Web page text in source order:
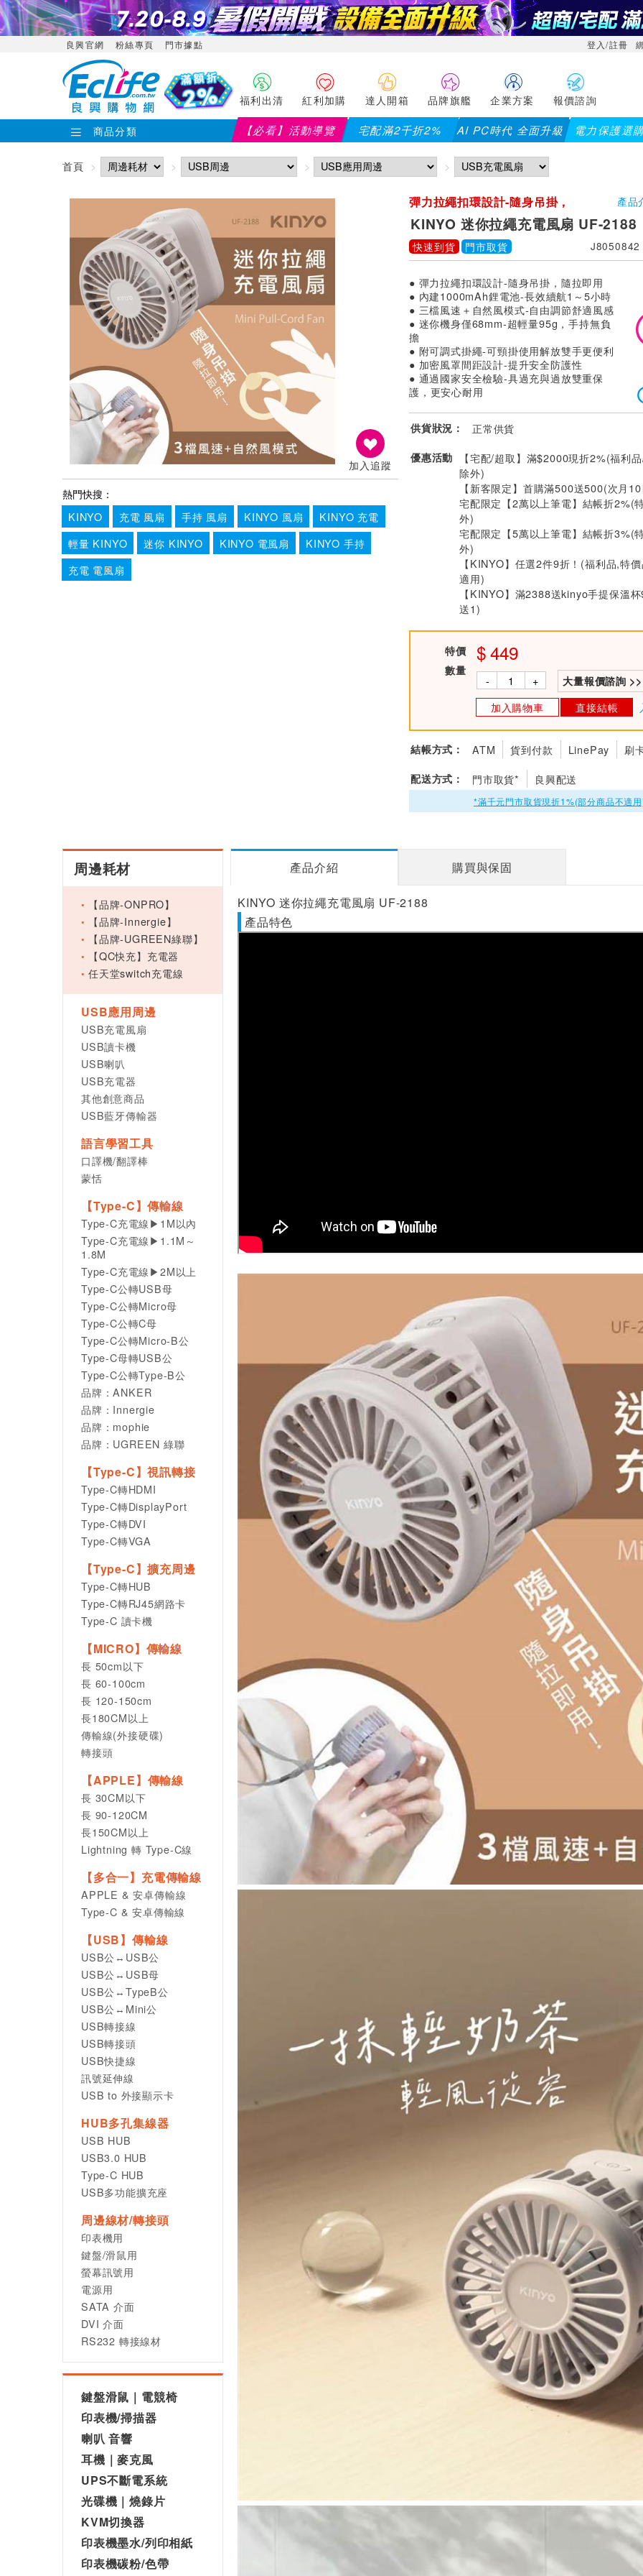
良興官網 粉絲專頁 門市據點 登入/註冊
福利出清 紅利加購 達人開箱 品牌旗艦 企業方案 報價諮詢
商品分類 【必看】活動導覽 宅配滿2千折2% AI PC時代 全面升級 電力保護選
【PX大通】全館滿千折百(部分品項不適用，滿2千折200...) 儀錶指定款單筆滿8000折200 (最高可折
首頁
加入追蹤
熱門快搜：
KINYO
充電 風扇 手持 風扇 KINYO 風扇
KINYO 充電
輕量 KINYO
迷你 KINYO KINYO 電風扇
KINYO 手持
充電 電風扇
彈力拉繩扣環設計-隨身吊掛，
隨拉即用
產品
KINYO 迷你拉繩充電風扇 UF-2188
快速到貨 門市取貨 J8050842
● 彈力拉繩扣環設計-隨身吊掛，隨拉即用
● 內建1000mAh鋰電池-長效續航1～5小時
● 三檔風速＋自然風模式-自由調節舒適風感
● 迷你機身僅68mm-超輕量95g，手持無負
擔
● 附可調式掛繩-可頸掛使用解放雙手更便利
● 加密風罩間距設計-提升安全防護性
● 通過國家安全檢驗-具過充與過放雙重保
護，更安心耐用
供貨狀況： 正常供貨
優惠活動
【宅配/超取】滿$2000現折2%(福利
除外)
【新客限定】首購滿500送500(次月
宅配限定【2萬以上筆電】結帳折2%(
外)
宅配限定【5萬以上筆電】結帳折3%(
外)
【KINYO】任選2件9折！(福利品,特
適用)
【KINYO】滿2388送kinyo手提保溫
送1)
特價 449
數量
- + 大量報價諮詢 >>
加入購物車 直接結帳
結帳方式： ATM 貨到付款 LinePay 刷
配送方式： 門市取貨* 良興配送
*滿千元門市取貨現折1%(部分商品不適
周邊耗材
【品牌-ONPRO】
【品牌-Innergie】
【品牌-UGREEN綠聯】
【QC快充】充電器
任天堂switch充電線
USB應用周邊
USB充電風扇
USB讀卡機
USB喇叭
USB充電器
其他創意商品
USB藍牙傳輸器
語言學習工具
口譯機/翻譯棒
蒙恬
【Type-C】傳輸線
Type-C充電線▶1M以內
Type-C充電線▶1.1M～
1.8M
Type-C充電線▶2M以上
Type-C公轉USB母
Type-C公轉Micro母
Type-C公轉C母
Type-C公轉Micro-B公
Type-C母轉USB公
Type-C公轉Type-B公
品牌：ANKER
品牌：Innergie
品牌：mophie
品牌：UGREEN 綠聯
【Type-C】視訊轉接
Type-C轉HDMI
Type-C轉DisplayPort
Type-C轉DVI
Type-C轉VGA
【Type-C】擴充周邊
Type-C轉HUB
Type-C轉RJ45網路卡
Type-C 讀卡機
【MICRO】傳輸線
長 50cm以下
長 60-100cm
長 120-150cm
長180CM以上
傳輸線(外接硬碟)
轉接頭
【APPLE】傳輸線
長 30CM以下
長 90-120CM
長150CM以上
Lightning 轉 Type-C線
【多合一】充電傳輸線
APPLE & 安卓傳輸線
Type-C & 安卓傳輸線
【USB】傳輸線
USB公↔USB公
USB公↔USB母
USB公↔TypeB公
USB公↔Mini公
USB轉接線
USB轉接頭
USB快捷線
訊號延伸線
USB to 外接顯示卡
HUB多孔集線器
USB HUB
USB3.0 HUB
Type-C HUB
USB多功能擴充座
周邊線材/轉接頭
印表機用
鍵盤/滑鼠用
螢幕訊號用
電源用
SATA 介面
DVI 介面
RS232 轉接線材
鍵盤滑鼠｜電競椅
印表機/掃描器
喇叭 音響
耳機｜麥克風
UPS不斷電系統
光碟機｜燒錄片
KVM切換器
印表機墨水/列印相紙
印表機碳粉/色帶
產品介紹 購買與保固
KINYO 迷你拉繩充電風扇 UF-2188
產品特色